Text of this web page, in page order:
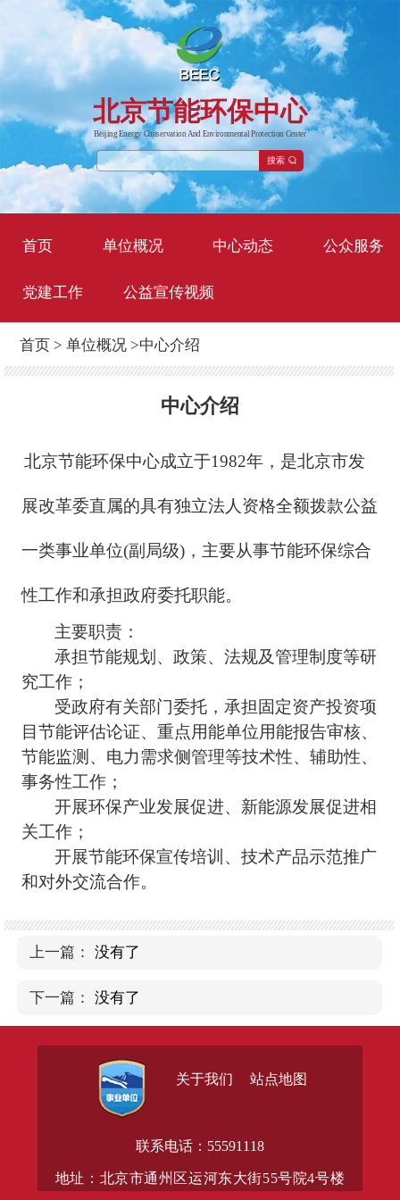
北京节能环保中心
Beijing Energy Conservation And Environmental Protection Center
搜索
首页 单位概况 中心动态 公众服务
党建工作 公益宣传视频
首页 >单位概况 >中心介绍
中心介绍
北京节能环保中心成立于1982年，是北京市发
展改革委直属的具有独立法人资格全额拨款公益
一类事业单位(副局级)，主要从事节能环保综合
性工作和承担政府委托职能。
主要职责：
承担节能规划、政策、法规及管理制度等研
究工作；
受政府有关部门委托，承担固定资产投资项
目节能评估论证、重点用能单位用能报告审核、
节能监测、电力需求侧管理等技术性、辅助性、
事务性工作；
开展环保产业发展促进、新能源发展促进相
关工作；
开展节能环保宣传培训、技术产品示范推广
和对外交流合作。
上一篇： 没有了
下一篇： 没有了
关于我们 站点地图
联系电话：55591118
地址：北京市通州区运河东大街55号院4号楼